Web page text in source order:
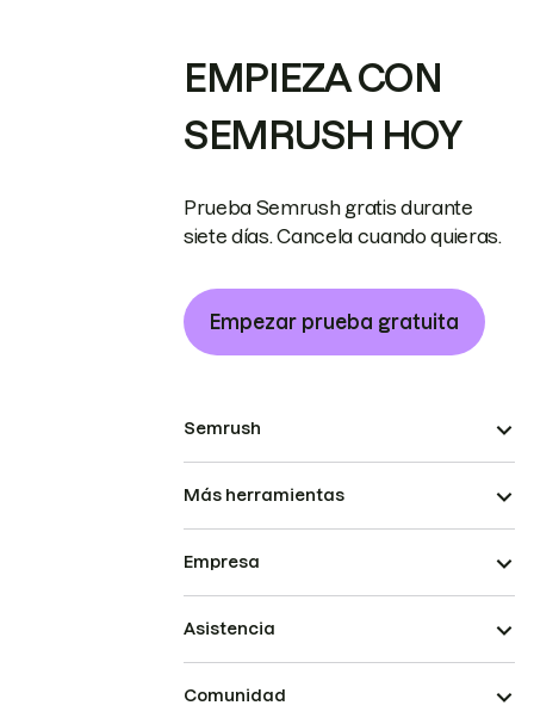
EMPIEZA CON
SEMRUSH HOY
Prueba Semrush gratis durante
siete días. Cancela cuando quieras.
Empezar prueba gratuita
Semrush
Más herramientas
Empresa
Asistencia
Comunidad